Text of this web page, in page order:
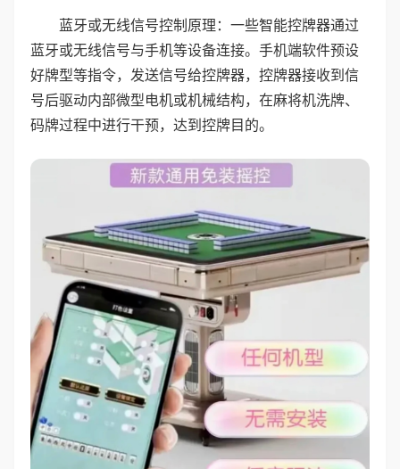
蓝牙或无线信号控制原理：一些智能控牌器通过
蓝牙或无线信号与手机等设备连接。手机端软件预设
好牌型等指令，发送信号给控牌器，控牌器接收到信
号后驱动内部微型电机或机械结构，在麻将机洗牌、
码牌过程中进行干预，达到控牌目的。